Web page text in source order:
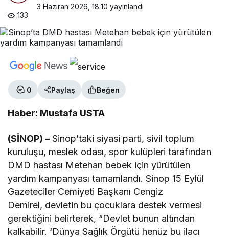
3 Haziran 2026, 18:10 yayınlandı
133
0 Paylaş Beğen
Haber: Mustafa USTA
(SİNOP) – Sinop’taki siyasi parti, sivil toplum
kuruluşu, meslek odası, spor kulüpleri tarafından
DMD hastası Metehan bebek için yürütülen
yardım kampanyası tamamlandı. Sinop 15 Eylül
Gazeteciler Cemiyeti Başkanı Cengiz
Demirel, devletin bu çocuklara destek vermesi
gerektiğini belirterek, “Devlet bunun altından
kalkabilir. ‘Dünya Sağlık Örgütü henüz bu ilacı